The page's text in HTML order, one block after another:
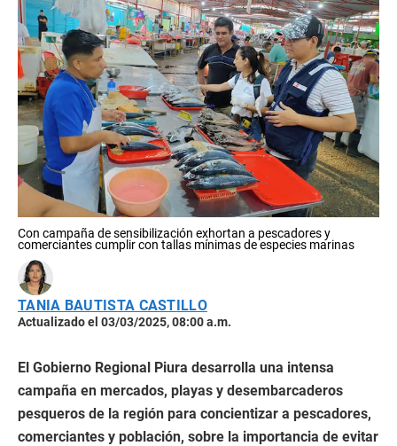
Con campaña de sensibilización exhortan a pescadores y
comerciantes cumplir con tallas mínimas de especies marinas
TANIA BAUTISTA CASTILLO
Actualizado el 03/03/2025, 08:00 a.m.
El Gobierno Regional Piura desarrolla una intensa
campaña en mercados, playas y desembarcaderos
pesqueros de la región para concientizar a pescadores,
comerciantes y población, sobre la importancia de evitar